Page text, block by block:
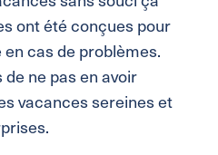
ont été conçues pour
cas de problèmes.
ne pas en avoir
vacances sereines et